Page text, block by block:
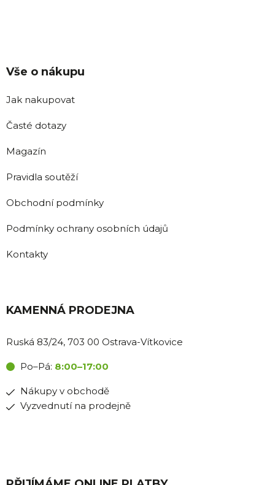
Vše o nákupu
Jak nakupovat
Časté dotazy
Magazín
Pravidla soutěží
Obchodní podmínky
Podmínky ochrany osobních údajů
Kontakty
KAMENNÁ PRODEJNA
Ruská 83/24, 703 00 Ostrava-Vítkovice
Po–Pá: 8:00–17:00
Nákupy v obchodě
Vyzvednutí na prodejně